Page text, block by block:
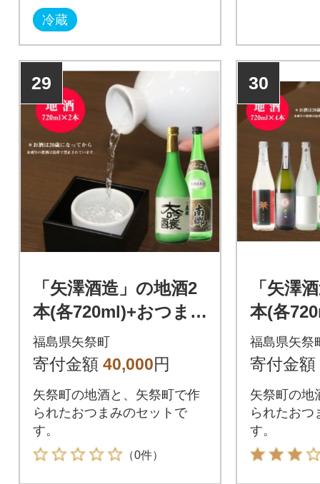
冷蔵
29
「矢澤酒造」の地酒2
本(各720ml)+おつま
みセットD
福島県矢祭町
寄付金額 40,000円
矢祭町の地酒と、矢祭町で作
られたおつまみのセットで
す。
（0件）
30
「矢澤
本(各
みセッ
福島県矢祭
寄付金額
矢祭町の地
られたおつ
す。